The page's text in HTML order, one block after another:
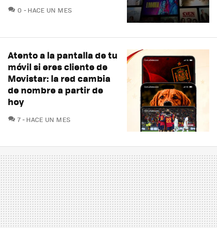
0 COMENTARIOS
HACE UN MES
Atento a la pantalla de tu
móvil si eres cliente de
Movistar: la red cambia
de nombre a partir de
hoy
7COMENTARIOS
HACE UN MES